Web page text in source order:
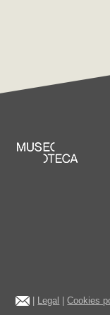
Legal |Cookies